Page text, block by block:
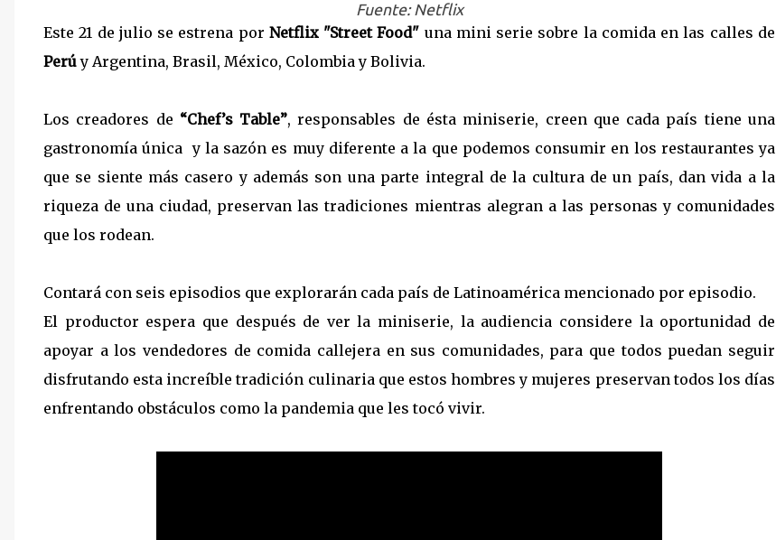
Fuente: Netflix
Este 21 de julio se estrena por Netflix "Street Food" una mini serie sobre la comida en las calles de
Perúy Argentina, Brasil, México, Colombia y Bolivia.
Los creadores de “Chef’s Table”, responsables de ésta miniserie, creen que cada país tiene una
gastronomía única y la sazón es muy diferente a la que podemos consumir en los restaurantes ya
que se siente más casero y además son una parte integral de la cultura de un país, dan vida a la
riqueza de una ciudad, preservan las tradiciones mientras alegran a las personas y comunidades
que los rodean.
Contará con seis episodios que explorarán cada país de Latinoamérica mencionado por episodio.
El productor espera que después de ver la miniserie, la audiencia considere la oportunidad de
apoyar a los vendedores de comida callejera en sus comunidades, para que todos puedan seguir
disfrutando esta increíble tradición culinaria que estos hombres y mujeres preservan todos los días
enfrentando obstáculos como la pandemia que les tocó vivir.